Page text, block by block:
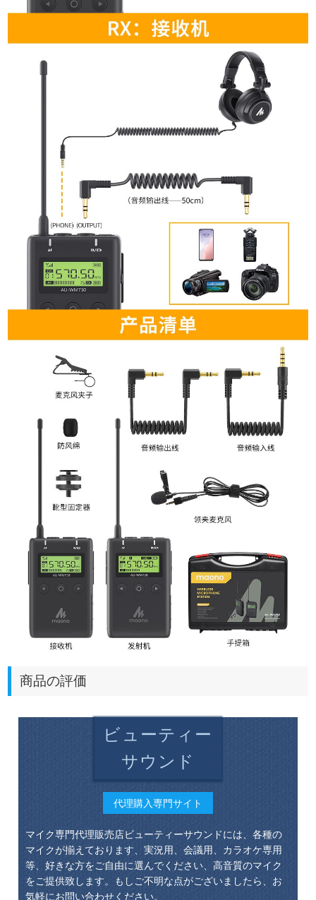
商品の評価
ビューティー
サウンド
代理購入専門サイト
マイク専門代理販売店ビューティーサウンドには、各種の
マイクが揃えております、実況用、会議用、カラオケ専用
等、好きな方をご自由に選んでください、高音質のマイク
をご提供致します。もしご不明な点がございましたら、お
気軽にお問い合わせください。